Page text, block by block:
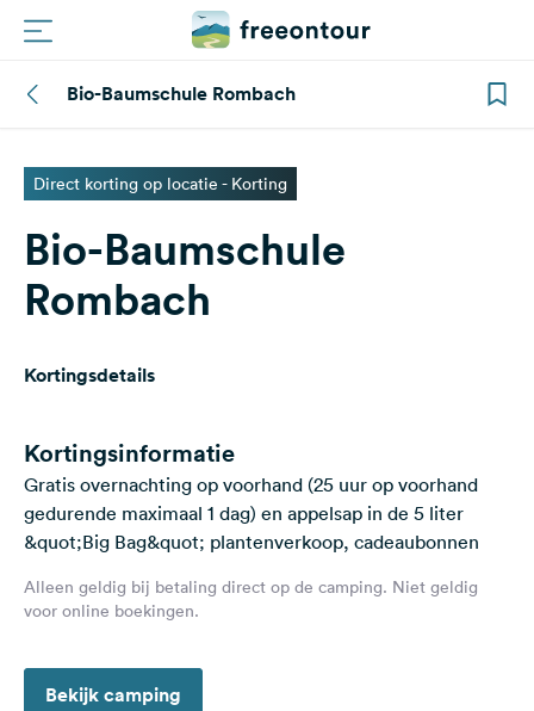
Campings
Magazine
Partners
Registreren
Nieuwsbrief
Vragen &
Feedback
Taal:
Volg
Bio-Baumschule Rombach
Direct korting op locatie - Korting
Bio-Baumschule
Rombach
Kortingsdetails
Kortingsinformatie
Gratis overnachting op voorhand (25 uur op voorhand
gedurende maximaal 1 dag) en appelsap in de 5 liter
&quot;Big Bag&quot; plantenverkoop, cadeaubonnen
Alleen geldig bij betaling direct op de camping. Niet geldig
voor online boekingen.
Bekijk camping